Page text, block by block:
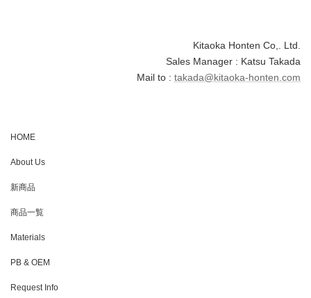
Kitaoka Honten Co,. Ltd.
Sales Manager : Katsu Takada
Mail to : takada@kitaoka-honten.com
HOME
About Us
新商品
商品一覧
Materials
PB & OEM
Request Info